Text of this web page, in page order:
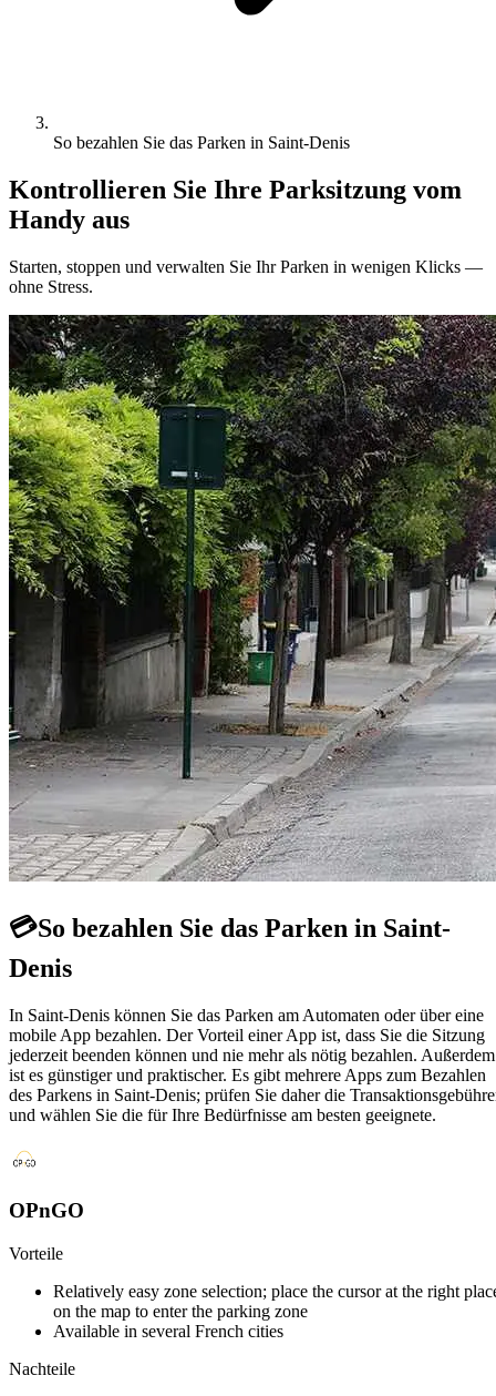
So bezahlen Sie das Parken in Saint-Denis
Kontrollieren Sie Ihre Parksitzung vom
Handy aus
Starten, stoppen und verwalten Sie Ihr Parken in wenigen Klicks —
ohne Stress.
💳So bezahlen Sie das Parken in Saint-
Denis
In Saint-Denis können Sie das Parken am Automaten oder über eine
mobile App bezahlen. Der Vorteil einer App ist, dass Sie die Sitzung
jederzeit beenden können und nie mehr als nötig bezahlen. Außerdem
ist es günstiger und praktischer. Es gibt mehrere Apps zum Bezahlen
des Parkens in Saint-Denis; prüfen Sie daher die
und wählen Sie die für Ihre Bedürfnisse am besten geeignete.
OPnGO
Vorteile
Relatively easy zone selection; place the cursor at the right
on the map to enter the parking zone
Available in several French cities
Nachteile